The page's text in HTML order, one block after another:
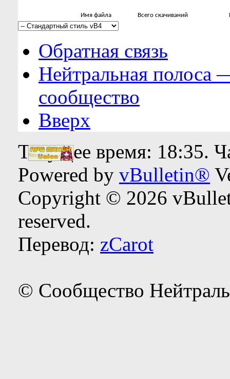
Имя файла Всего скачиваний
Обратная связь
Нейтральная полоса
сообщество
Вверх
Текущее время: 18:35.
Powered by vBulletin®
Copyright © 2026
reserved.
Перевод: zCarot
© Сообщество